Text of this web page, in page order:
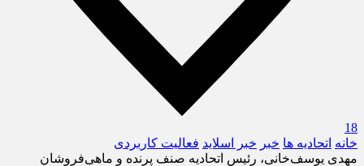
18
خانه اتحادیه ها خبر خبر اسلايد فعالیت کاربردی
مهدی یوسف‌خانی، رئیس اتحادیه صنف پرنده و ماهی‌فروشان